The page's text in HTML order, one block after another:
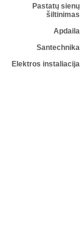
Pastatų sienų
šiltinimas
Apdaila
Santechnika
Elektros instaliacija